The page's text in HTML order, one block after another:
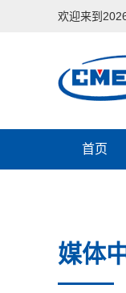
欢迎来到
首页
媒体